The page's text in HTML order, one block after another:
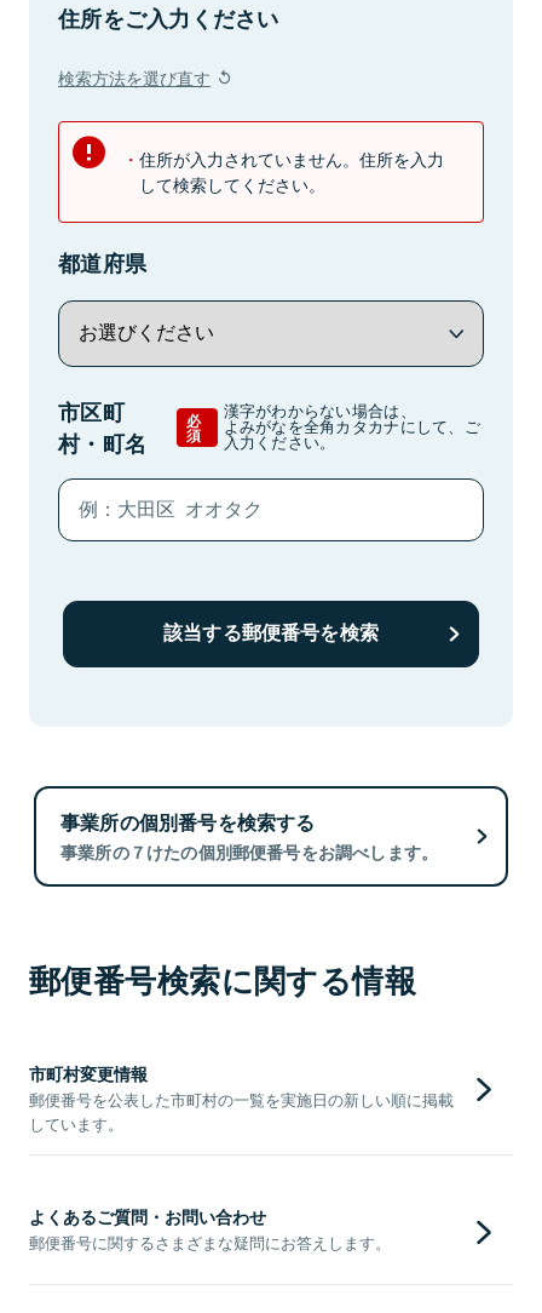
住所をご入力ください
検索方法を選び直す
住所が入力されていません。住所を入力
して検索してください。
都道府県
市区町
村・町名
必
須
漢字がわからない場合は、
よみがなを全角カタカナにして、ご
入力ください。
該当する郵便番号を検索
事業所の個別番号を検索する
事業所の７けたの個別郵便番号をお調べします。
郵便番号検索に関する情報
市町村変更情報
郵便番号を公表した市町村の一覧を実施日の新しい順に掲載
しています。
よくあるご質問・お問い合わせ
郵便番号に関するさまざまな疑問にお答えします。